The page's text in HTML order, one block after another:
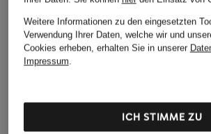
Weitere Informationen zu den eingesetzten
Verwendung Ihrer Daten, welche wir und
Cookies erheben, erhalten Sie in unserer
Impressum.
ICH STIMME ZU